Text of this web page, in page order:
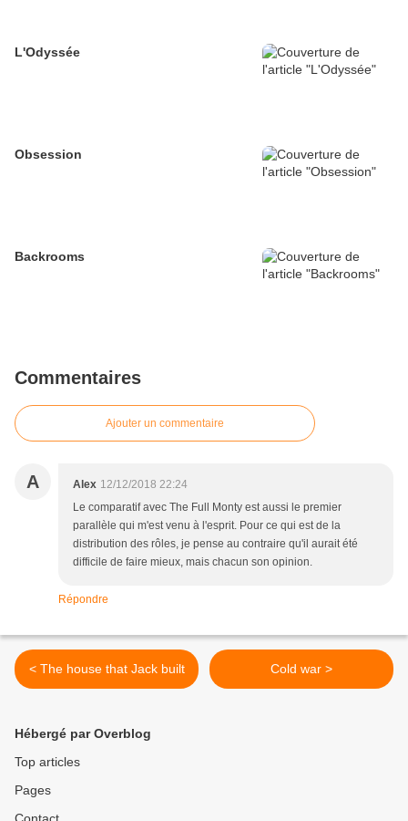
L'Odyssée
Obsession
Backrooms
Commentaires
Ajouter un commentaire
A Alex 12/12/2018 22:24
Le comparatif avec The Full Monty est aussi le premier
parallèle qui m'est venu à l'esprit. Pour ce qui est de la
distribution des rôles, je pense au contraire qu'il aurait été
difficile de faire mieux, mais chacun son opinion.
Répondre
< The house that Jack built Cold war >
Hébergé par Overblog
Top articles
Pages